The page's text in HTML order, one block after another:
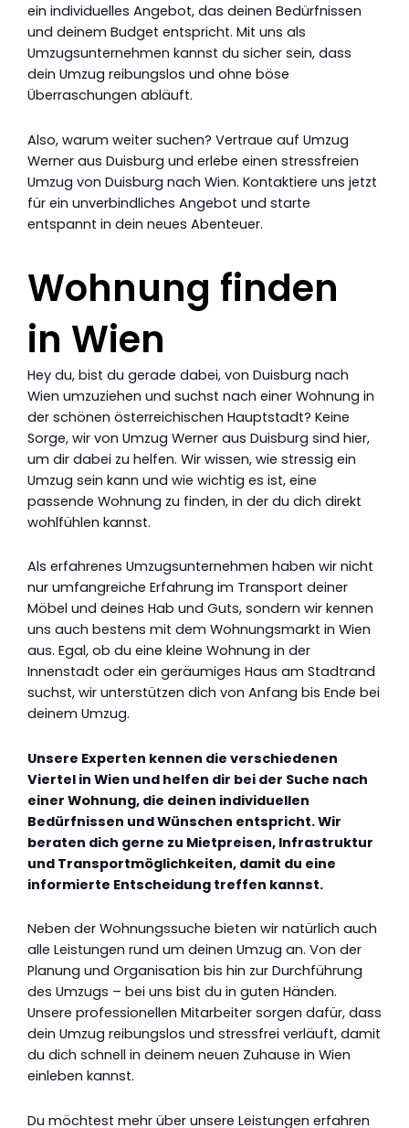
ein individuelles Angebot, das deinen Bedürfnissen
und deinem Budget entspricht. Mit uns als
Umzugsunternehmen kannst du sicher sein, dass
dein Umzug reibungslos und ohne böse
Überraschungen abläuft.
Also, warum weiter suchen? Vertraue auf Umzug
Werner aus Duisburg und erlebe einen stressfreien
Umzug von Duisburg nach Wien. Kontaktiere uns jetzt
für ein unverbindliches Angebot und starte
entspannt in dein neues Abenteuer.
Wohnung finden
in Wien
Hey du, bist du gerade dabei, von Duisburg nach
Wien umzuziehen und suchst nach einer Wohnung in
der schönen österreichischen Hauptstadt? Keine
Sorge, wir von Umzug Werner aus Duisburg sind hier,
um dir dabei zu helfen. Wir wissen, wie stressig ein
Umzug sein kann und wie wichtig es ist, eine
passende Wohnung zu finden, in der du dich direkt
wohlfühlen kannst.
Als erfahrenes Umzugsunternehmen haben wir nicht
nur umfangreiche Erfahrung im Transport deiner
Möbel und deines Hab und Guts, sondern wir kennen
uns auch bestens mit dem Wohnungsmarkt in Wien
aus. Egal, ob du eine kleine Wohnung in der
Innenstadt oder ein geräumiges Haus am Stadtrand
suchst, wir unterstützen dich von Anfang bis Ende bei
deinem Umzug.
Unsere Experten kennen die verschiedenen
Viertel in Wien und helfen dir bei der Suche nach
einer Wohnung, die deinen individuellen
Bedürfnissen und Wünschen entspricht. Wir
beraten dich gerne zu Mietpreisen, Infrastruktur
und Transportmöglichkeiten, damit du eine
informierte Entscheidung treffen kannst.
Neben der Wohnungssuche bieten wir natürlich auch
alle Leistungen rund um deinen Umzug an. Von der
Planung und Organisation bis hin zur Durchführung
des Umzugs – bei uns bist du in guten Händen.
Unsere professionellen Mitarbeiter sorgen dafür, dass
dein Umzug reibungslos und stressfrei verläuft, damit
du dich schnell in deinem neuen Zuhause in Wien
einleben kannst.
Du möchtest mehr über unsere Leistungen erfahren